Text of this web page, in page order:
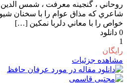
روحاني ، گنجينه معرفت ، شمس
شاعري که مذاق عوام را با سخنان
خواص را با معاني دلربا نمکين […]
0 دانلود
1
رایگان
مشاهده جزئیات